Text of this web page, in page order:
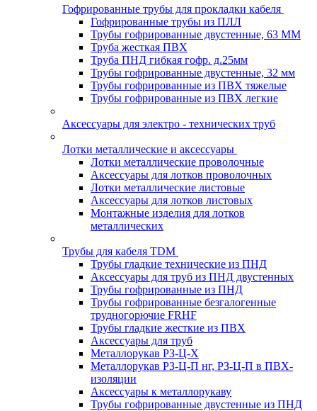
Гофрированные трубы для прокладки кабеля
Гофрированные трубы из ПЛЛ
Трубы гофрированные двустенные, 63 ММ
Труба жесткая ПВХ
Труба ПНД гибкая гофр. д.25мм
Трубы гофрированные двустенные, 32 мм
Трубы гофрированные из ПВХ тяжелые
Трубы гофрированные из ПВХ легкие
Аксессуары для электро - технических труб
Лотки металлические и аксессуары
Лотки металлические проволочные
Аксессуары для лотков проволочных
Лотки металлические листовые
Аксессуары для лотков листовых
Монтажные изделия для лотков
металлических
Трубы для кабеля TDM
Трубы гладкие технические из ПНД
Аксессуары для труб из ПНД двустенных
Трубы гофрированные из ПНД
Трубы гофрированные безгалогенные
трудногорючие FRHF
Трубы гладкие жесткие из ПВХ
Аксессуары для труб
Металлорукав РЗ-Ц-Х
Металлорукав РЗ-Ц-П нг, РЗ-Ц-П в ПВХ-
изоляции
Аксессуары к металлорукаву
Трубы гофрированные двустенные из ПНД